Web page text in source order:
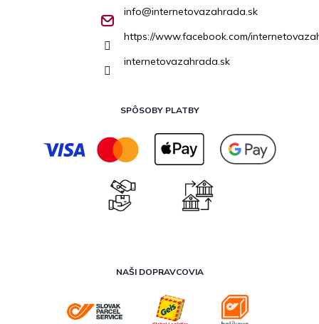
info@internetovazahrada.sk
https://www.facebook.com/
internetovazahrada.sk
SPÔSOBY PLATBY
NAŠI DOPRAVCOVIA